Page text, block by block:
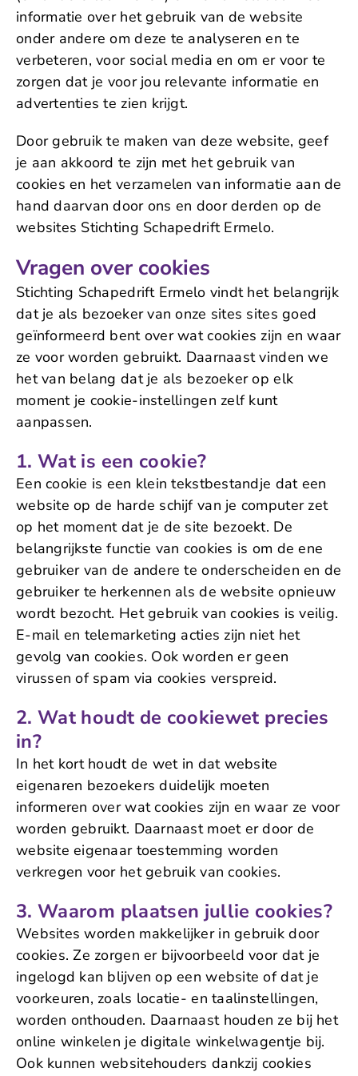
informatie over het gebruik van de website
onder andere om deze te analyseren en te
verbeteren, voor social media en om er voor te
zorgen dat je voor jou relevante informatie en
advertenties te zien krijgt.
Door gebruik te maken van deze website, geef
je aan akkoord te zijn met het gebruik van
cookies en het verzamelen van informatie aan de
hand daarvan door ons en door derden op de
websites Stichting Schapedrift Ermelo.
Vragen over cookies
Stichting Schapedrift Ermelo vindt het belangrijk
dat je als bezoeker van onze sites sites goed
geïnformeerd bent over wat cookies zijn en waar
ze voor worden gebruikt. Daarnaast vinden we
het van belang dat je als bezoeker op elk
moment je cookie-instellingen zelf kunt
aanpassen.
1. Wat is een cookie?
Een cookie is een klein tekstbestandje dat een
website op de harde schijf van je computer zet
op het moment dat je de site bezoekt. De
belangrijkste functie van cookies is om de ene
gebruiker van de andere te onderscheiden en de
gebruiker te herkennen als de website opnieuw
wordt bezocht. Het gebruik van cookies is veilig.
E-mail en telemarketing acties zijn niet het
gevolg van cookies. Ook worden er geen
virussen of spam via cookies verspreid.
2. Wat houdt de cookiewet precies
in?
In het kort houdt de wet in dat website
eigenaren bezoekers duidelijk moeten
informeren over wat cookies zijn en waar ze voor
worden gebruikt. Daarnaast moet er door de
website eigenaar toestemming worden
verkregen voor het gebruik van cookies.
3. Waarom plaatsen jullie cookies?
Websites worden makkelijker in gebruik door
cookies. Ze zorgen er bijvoorbeeld voor dat je
ingelogd kan blijven op een website of dat je
voorkeuren, zoals locatie- en taalinstellingen,
worden onthouden. Daarnaast houden ze bij het
online winkelen je digitale winkelwagentje bij.
Ook kunnen websitehouders dankzij cookies